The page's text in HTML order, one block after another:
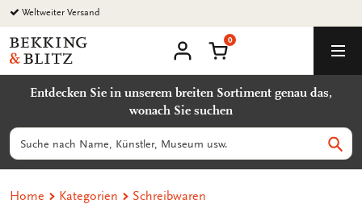
Zurück
zum
Inhalt
Weltweiter Versand
Bekking
&
Uitgevers
Warenkorb
0
Entdecken Sie in unserem breiten Sortiment genau das,
wonach Sie suchen
Suchen
Home Kategorien Schreibwaren